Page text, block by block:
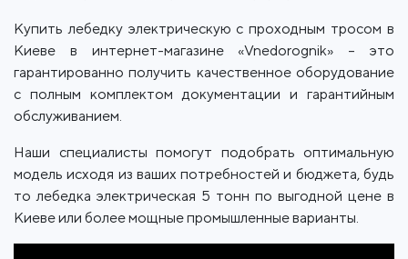
Купить лебедку электрическую с проходным тросом в
Киеве в интернет-магазине «Vnedorognik» – это
гарантированно получить качественное оборудование
с полным комплектом документации и гарантийным
обслуживанием.
Наши специалисты помогут подобрать оптимальную
модель исходя из ваших потребностей и бюджета, будь
то лебедка электрическая 5 тонн по выгодной цене в
Киеве или более мощные промышленные варианты.